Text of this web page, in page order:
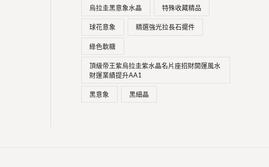
烏拉圭黑意象水晶 特殊收藏精品
球花意象 精選強光拉長石擺件
綠色軟糖
頂級帝王紫烏拉圭紫水晶名片座招財開運風水
財運業績提升AA1
黑意象 黑細晶